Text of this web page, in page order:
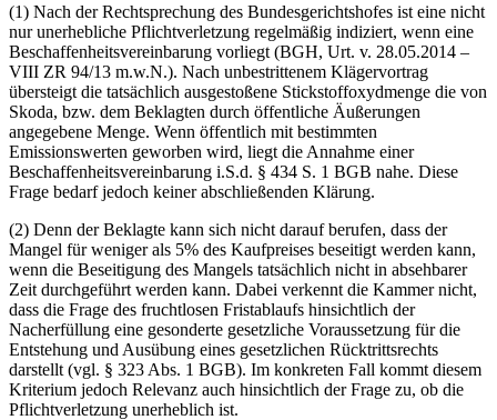
(1) Nach der Rechtsprechung des Bundesgerichtshofes ist eine nicht
nur unerhebliche Pflichtverletzung regelmäßig indiziert, wenn eine
Beschaffenheitsvereinbarung vorliegt (BGH, Urt. v. 28.05.2014 –
VIII ZR 94/13 m.w.N.). Nach unbestrittenem Klägervortrag
übersteigt die tatsächlich ausgestoßene Stickstoffoxydmenge die von
Skoda, bzw. dem Beklagten durch öffentliche Äußerungen
angegebene Menge. Wenn öffentlich mit bestimmten
Emissionswerten geworben wird, liegt die Annahme einer
Beschaffenheitsvereinbarung i.S.d. § 434 S. 1 BGB nahe. Diese
Frage bedarf jedoch keiner abschließenden Klärung.
(2) Denn der Beklagte kann sich nicht darauf berufen, dass der
Mangel für weniger als 5% des Kaufpreises beseitigt werden kann,
wenn die Beseitigung des Mangels tatsächlich nicht in absehbarer
Zeit durchgeführt werden kann. Dabei verkennt die Kammer nicht,
dass die Frage des fruchtlosen Fristablaufs hinsichtlich der
Nacherfüllung eine gesonderte gesetzliche Voraussetzung für die
Entstehung und Ausübung eines gesetzlichen Rücktrittsrechts
darstellt (vgl. § 323 Abs. 1 BGB). Im konkreten Fall kommt diesem
Kriterium jedoch Relevanz auch hinsichtlich der Frage zu, ob die
Pflichtverletzung unerheblich ist.